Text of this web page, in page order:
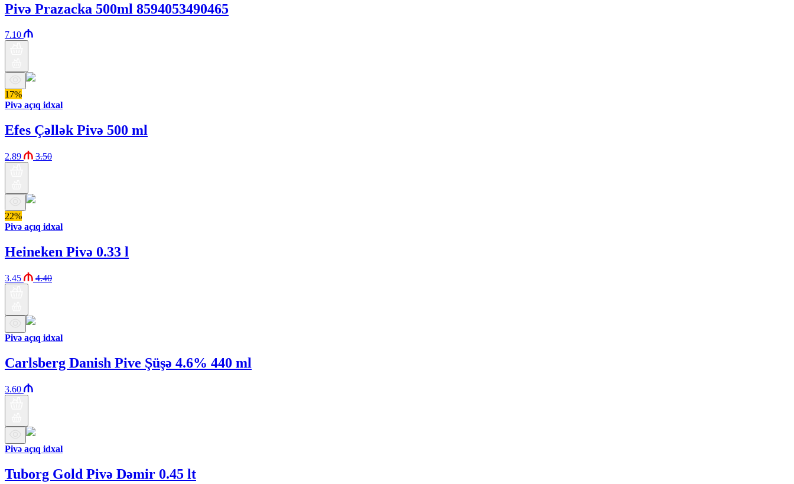
Pivə Prazacka 500ml 8594053490465
7.10
17%
Pivə açıq idxal
Efes Çəllək Pivə 500 ml
2.89 3.50
22%
Pivə açıq idxal
Heineken Pivə 0.33 l
3.45 4.40
Pivə açıq idxal
Carlsberg Danish Pive Şüşə 4.6% 440 ml
3.60
Pivə açıq idxal
Tuborg Gold Pivə Dəmir 0.45 lt